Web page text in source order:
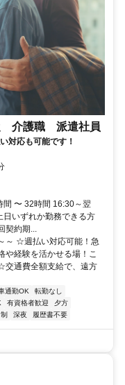
介護職 派遣社員
対応も可能です！
〜 32時間 16:30～翌
いずれか勤務できる方
約期...
～ ☆週払い対応可能！急
経験を活かせる場！こ
交通費全額支給で、遠方
通勤OK
転勤なし
有資格者歓迎
夕方
深夜 履歴書不要